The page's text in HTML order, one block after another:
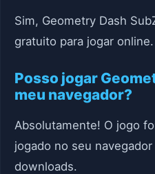
Sim, Geometry Dash
gratuito para jogar online.
Posso jogar
meu navegador?
Absolutamente! O jogo
jogado no seu
downloads.